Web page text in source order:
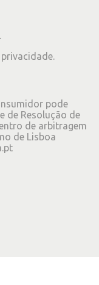
.
pode
de Resolução de
de arbitragem
de Lisboa